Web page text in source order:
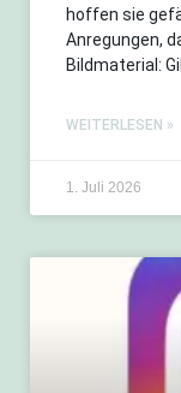
hoffen sie
Anregungen,
Bildmaterial:
WEITERLESEN »
1. Juli 2026